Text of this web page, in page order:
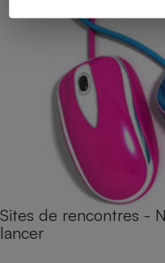
Sites de rencontres -
lancer